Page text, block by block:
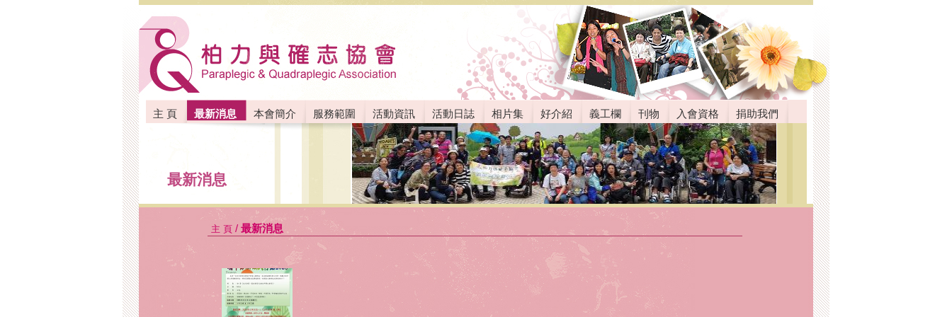
主 頁 最新消息 本會簡介 服務範圍 活動資訊 活動日誌 相片集 好介紹 義工欄 刊物 入會資格
捐助我們
最新消息
主 頁/ 最新消息